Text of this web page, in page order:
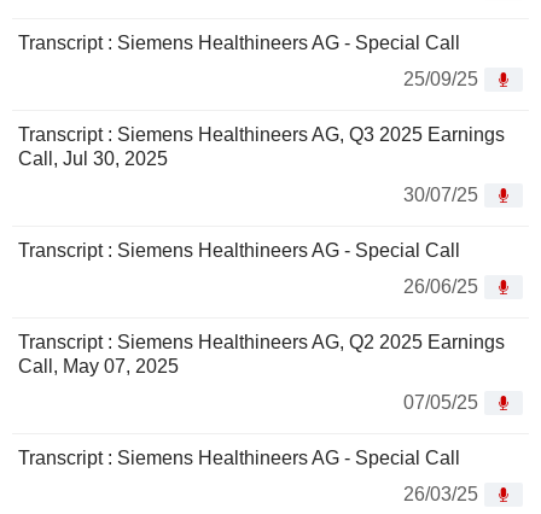
Transcript : Siemens Healthineers AG - Special Call
25/09/25
Transcript : Siemens Healthineers AG, Q3 2025 Earnings
Call, Jul 30, 2025
30/07/25
Transcript : Siemens Healthineers AG - Special Call
26/06/25
Transcript : Siemens Healthineers AG, Q2 2025 Earnings
Call, May 07, 2025
07/05/25
Transcript : Siemens Healthineers AG - Special Call
26/03/25